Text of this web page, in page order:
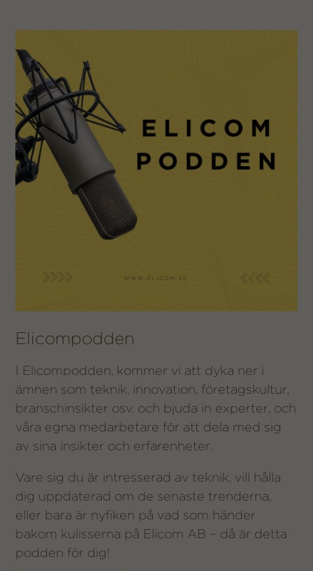
Elicompodden
I Elicompodden, kommer vi att dyka ner i
ämnen som teknik, innovation, företagskultur,
branschinsikter osv. och bjuda in experter, och
våra egna medarbetare för att dela med sig
av sina insikter och erfarenheter.
Vare sig du är intresserad av teknik, vill hålla
dig uppdaterad om de senaste trenderna,
eller bara är nyfiken på vad som händer
bakom kulisserna på Elicom AB – då är detta
podden för dig!
Nödvändiga
Dessa